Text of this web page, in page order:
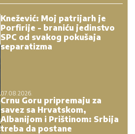
Knežević: Moj patrijarh je
Porfirije - braniću jedinstvo
SPC od svakog pokušaja
separatizma
07.08.2026.
Crnu Goru pripremaju za
savez sa Hrvatskom,
Albanijom i Prištinom: Srbija
treba da postane